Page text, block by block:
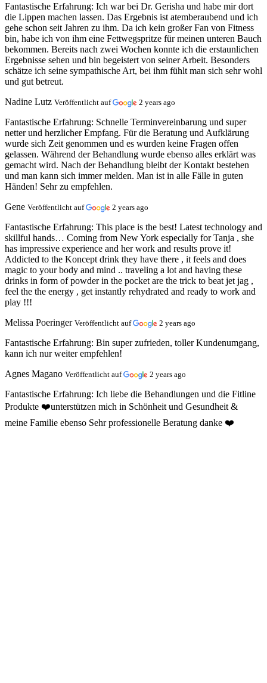
Fantastische Erfahrung: Ich war bei Dr. Gerisha und habe mir dort
die Lippen machen lassen. Das Ergebnis ist atemberaubend und ich
gehe schon seit Jahren zu ihm. Da ich kein großer Fan von Fitness
bin, habe ich von ihm eine Fettwegspritze für meinen unteren Bauch
bekommen. Bereits nach zwei Wochen konnte ich die erstaunlichen
Ergebnisse sehen und bin begeistert von seiner Arbeit. Besonders
schätze ich seine sympathische Art, bei ihm fühlt man sich sehr wohl
und gut betreut.
Nadine Lutz Veröffentlicht auf 2 years ago
Fantastische Erfahrung: Schnelle Terminvereinbarung und super
netter und herzlicher Empfang. Für die Beratung und Aufklärung
wurde sich Zeit genommen und es wurden keine Fragen offen
gelassen. Während der Behandlung wurde ebenso alles erklärt was
gemacht wird. Nach der Behandlung bleibt der Kontakt bestehen
und man kann sich immer melden. Man ist in alle Fälle in guten
Händen! Sehr zu empfehlen.
Gene Veröffentlicht auf 2 years ago
Fantastische Erfahrung: This place is the best! Latest technology and
skillful hands… Coming from New York especially for Tanja , she
has impressive experience and her work and results prove it!
Addicted to the Koncept drink they have there , it feels and does
magic to your body and mind .. traveling a lot and having these
drinks in form of powder in the pocket are the trick to beat jet jag ,
feel the the energy , get instantly rehydrated and ready to work and
play !!!
Melissa Poeringer Veröffentlicht auf 2 years ago
Fantastische Erfahrung: Bin super zufrieden, toller Kundenumgang,
kann ich nur weiter empfehlen!
Agnes Magano Veröffentlicht auf 2 years ago
Fantastische Erfahrung: Ich liebe die Behandlungen und die Fitline
Produkte ❤️unterstützen mich in Schönheit und Gesundheit &
meine Familie ebenso Sehr professionelle Beratung danke ❤️